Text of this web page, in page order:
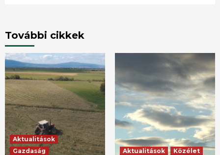
További cikkek
Aktualitások
Gazdaság
Aktualitások Közélet